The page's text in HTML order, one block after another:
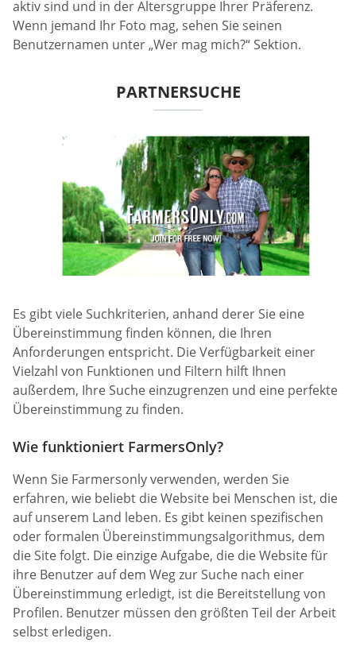
aktiv sind und in der Altersgruppe Ihrer Präferenz.
Wenn jemand Ihr Foto mag, sehen Sie seinen
Benutzernamen unter „Wer mag mich?“ Sektion.
PARTNERSUCHE
Es gibt viele Suchkriterien, anhand derer Sie eine
Übereinstimmung finden können, die Ihren
Anforderungen entspricht. Die Verfügbarkeit einer
Vielzahl von Funktionen und Filtern hilft Ihnen
außerdem, Ihre Suche einzugrenzen und eine perfekte
Übereinstimmung zu finden.
Wie funktioniert FarmersOnly?
Wenn Sie Farmersonly verwenden, werden Sie
erfahren, wie beliebt die Website bei Menschen ist, die
auf unserem Land leben. Es gibt keinen spezifischen
oder formalen Übereinstimmungsalgorithmus, dem
die Site folgt. Die einzige Aufgabe, die die Website für
ihre Benutzer auf dem Weg zur Suche nach einer
Übereinstimmung erledigt, ist die Bereitstellung von
Profilen. Benutzer müssen den größten Teil der Arbeit
selbst erledigen.